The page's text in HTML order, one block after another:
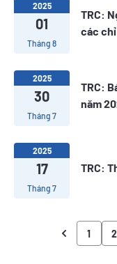
2025
01
Tháng 8
TRC:
các
2025
30
Tháng 7
TRC:
năm
2025
17
Tháng 7
TRC:
1 2